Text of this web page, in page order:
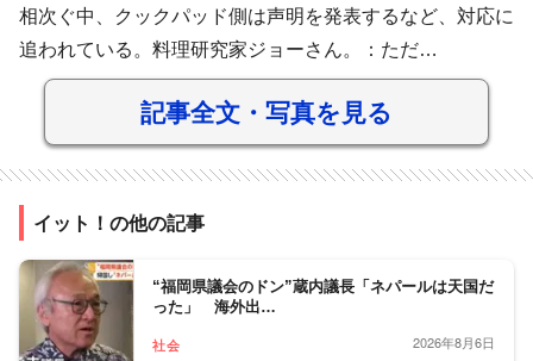
相次ぐ中、クックパッド側は声明を発表するなど、対応に
追われている。料理研究家ジョーさん。：ただ…
記事全文・写真を見る
イット！の他の記事
“福岡県議会のドン”蔵内議長「ネパールは天国だ
った」 海外出…
社会 2026年8月6日